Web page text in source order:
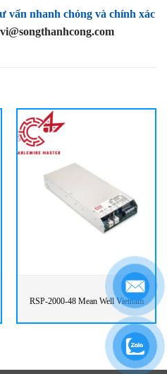
vấn nhanh chóng và chính xác
vi@songthanhcong.com
RSP-2000-48 Mean Well Vietnam